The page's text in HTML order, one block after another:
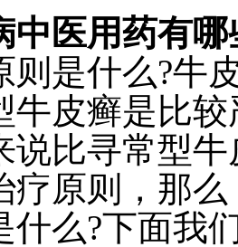
中医用药有哪
则是什么?牛
牛皮癣是比
说比寻常型
疗原则，那
什么?下面我